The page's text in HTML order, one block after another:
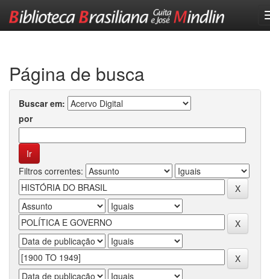
Página de busca
Buscar em:
por
Filtros correntes: